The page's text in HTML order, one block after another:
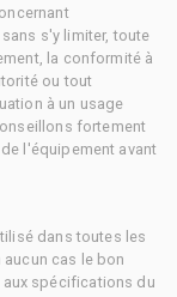
s'y limiter, toute
la conformité à
ou tout
à un usage
fortement
l'équipement avant
dans toutes les
cas le bon
spécifications du